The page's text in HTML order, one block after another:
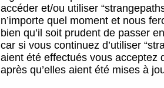
accéder et/ou utiliser
n’importe quel moment et nous
bien qu’il soit prudent de passer
car si vous continuez d’utiliser
aient été effectués vous acceptez
après qu’elles aient été mises à